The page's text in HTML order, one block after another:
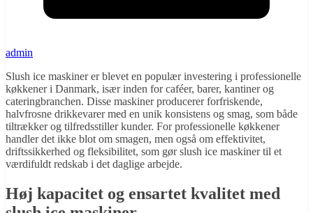
admin
Slush ice maskiner er blevet en populær investering i professionelle
køkkener i Danmark, især inden for caféer, barer, kantiner og
cateringbranchen. Disse maskiner producerer forfriskende,
halvfrosne drikkevarer med en unik konsistens og smag, som både
tiltrækker og tilfredsstiller kunder. For professionelle køkkener
handler det ikke blot om smagen, men også om effektivitet,
driftssikkerhed og fleksibilitet, som gør slush ice maskiner til et
værdifuldt redskab i det daglige arbejde.
Høj kapacitet og ensartet kvalitet med